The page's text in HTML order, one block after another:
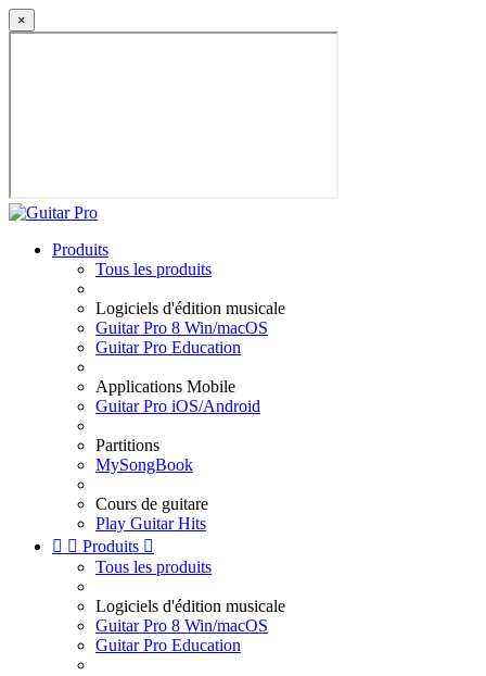
×
Produits
Tous les produits
Logiciels d'édition musicale
Guitar Pro 8 Win/macOS
Guitar Pro Education
Applications Mobile
Guitar Pro iOS/Android
Partitions
MySongBook
Cours de guitare
Play Guitar Hits
  Produits 
Tous les produits
Logiciels d'édition musicale
Guitar Pro 8 Win/macOS
Guitar Pro Education